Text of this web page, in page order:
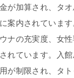
が加算され、タ
案内されていま
ナの充実度、女
れています。入
が制限され、タ